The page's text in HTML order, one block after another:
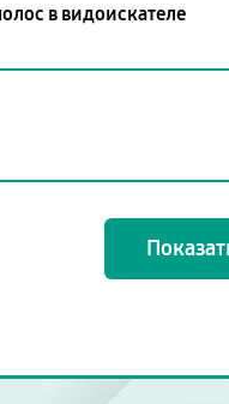
в видоискателе